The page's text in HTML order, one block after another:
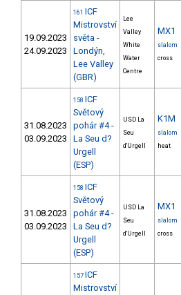
19.09.2023
24.09.2023
161 ICF
Mistrovství
světa -
Londýn,
Lee Valley
(GBR)
Lee
Valley
White
Water
Centre
MX1
slalom
cross
31.08.2023
03.09.2023
158 ICF
Světový
pohár #4 -
La Seu d?
Urgell
(ESP)
USD La
Seu
d'Urgell
K1M
slalom
heat
31.08.2023
03.09.2023
158 ICF
Světový
pohár #4 -
La Seu d?
Urgell
(ESP)
USD La
Seu
d'Urgell
MX1
slalom
cross
157 ICF
Mistrovství